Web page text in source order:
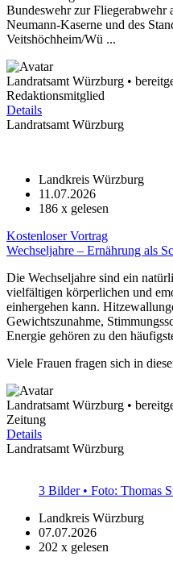
Bundeswehr zur Fliegerabwehr
Neumann-Kaserne und des
Veitshöchheim/Wü ...
Landratsamt Würzburg •
Redaktionsmitglied
Details
Landratsamt Würzburg
Landkreis Würzburg
11.07.2026
186 x gelesen
Kostenloser Vortrag
Wechseljahre – Ernährung als
Die Wechseljahre sind ein
vielfältigen körperlichen und
einhergehen kann.
Gewichtszunahme,
Energie gehören zu den
Viele Frauen fragen sich in
Landratsamt Würzburg •
Zeitung
Details
Landratsamt Würzburg
3 Bilder • Foto: Thomas
Landkreis Würzburg
07.07.2026
202 x gelesen